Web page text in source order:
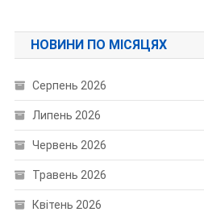
НОВИНИ ПО МІСЯЦЯХ
Серпень 2026
Липень 2026
Червень 2026
Травень 2026
Квітень 2026